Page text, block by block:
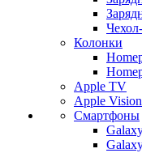
Колонки
Apple TV
Apple
Смартфоны